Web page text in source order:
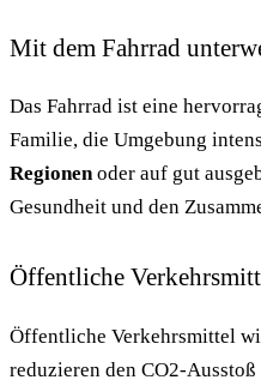
Mit dem Fahrrad
Das Fahrrad ist eine
Familie, die Umgebung
Regionenoder auf gut
Gesundheit und den
Öffentliche
Öffentliche Verkehrsmittel
reduzieren den CO2-